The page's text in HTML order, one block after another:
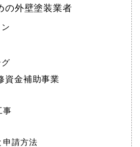
の外壁塗装業者
資金補助事業
事
申請方法